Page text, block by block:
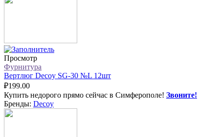
Просмотр
Фурнитура
Вертлюг Decoy SG-30 №L 12шт
₽199.00
Купить недорого прямо сейчас в Симферополе! Звоните!
Бренды: Decoy